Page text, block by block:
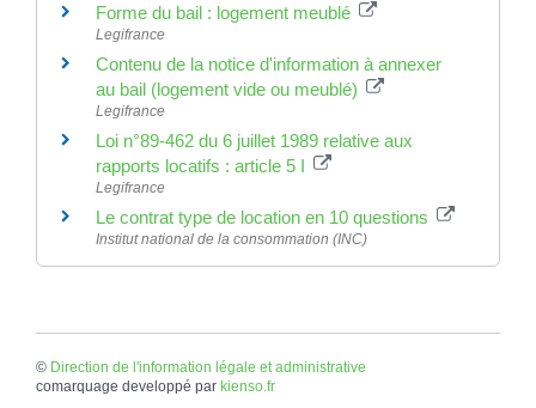
Forme du bail : logement meublé
Legifrance
Contenu de la notice d'information à annexer
au bail (logement vide ou meublé)
Legifrance
Loi n°89-462 du 6 juillet 1989 relative aux
rapports locatifs : article 5 I
Legifrance
Le contrat type de location en 10 questions
Institut national de la consommation (INC)
© Direction de l'information légale et administrative
comarquage developpé par kienso.fr